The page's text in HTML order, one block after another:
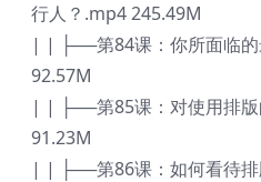
行人？.mp4 245.49M
| | ├──第84课：你所面临
92.57M
| | ├──第85课：对使用排
91.23M
| | ├──第86课：如何看待